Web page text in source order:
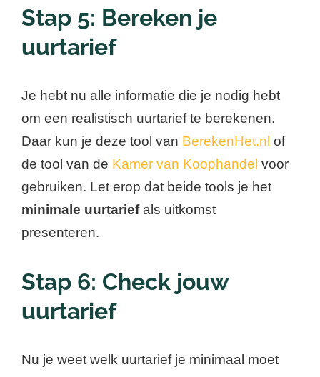
Stap 5: Bereken je
uurtarief
Je hebt nu alle informatie die je nodig hebt
om een realistisch uurtarief te berekenen.
Daar kun je deze tool van BerekenHet.nl of
de tool van de Kamer van Koophandel voor
gebruiken. Let erop dat beide tools je het
minimale uurtariefals uitkomst
presenteren.
Stap 6: Check jouw
uurtarief
Nu je weet welk uurtarief je minimaal moet